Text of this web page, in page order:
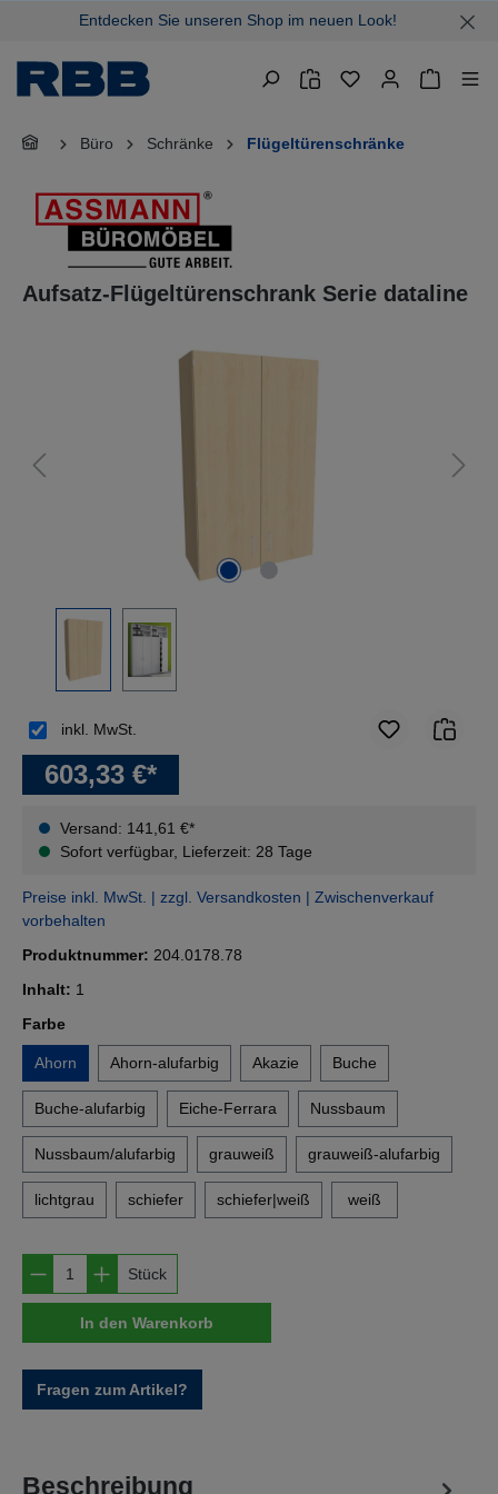
springenEntdecken Sie unseren Shop im neuen Look!
Büro Schränke Flügeltürenschränke
Aufsatz-Flügeltürenschrank Serie dataline
Bildergalerie überspringen
603,33 €*
Versand: 141,61 €*
Sofort verfügbar, Lieferzeit: 28 Tage
inkl. MwSt.
Preise inkl. MwSt. | zzgl. Versandkosten | Zwischenverkauf
vorbehalten
Produktnummer: 204.0178.78
Inhalt: 1
Farbeauswählen
Ahorn Ahorn-alufarbig Akazie Buche
Buche-alufarbig Eiche-Ferrara Nussbaum
Nussbaum/alufarbig grauweiß grauweiß-alufarbig
lichtgrau schiefer schiefer|weiß weiß
Produkt Anzahl: Gib den gewünschten
Stück
In den Warenkorb
Fragen zum Artikel?
Beschreibung